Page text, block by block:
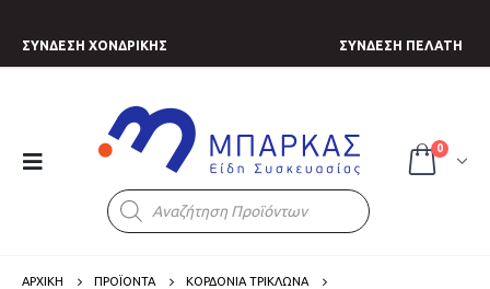
ΣΥΝΔΕΣΗ ΧΟΝΔΡΙΚΗΣ ΣΥΝΔΕΣΗ ΠΕΛΑΤΗ
Products
search
0
ΑΡΧΙΚΗ ΠΡΟΪΟΝΤΑ
ΚΟΡΔΟΝΙΑ ΤΡΙΚΛΩΝΑ